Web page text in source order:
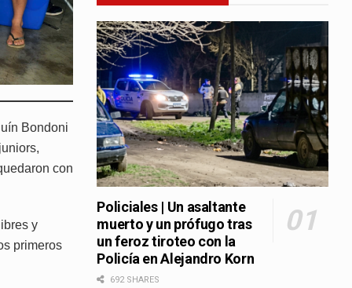
Bondoni
con
y
primeros
Policiales | Un asaltante
muerto y un prófugo tras
un feroz tiroteo con la
Policía en Alejandro Korn
692 SHARES